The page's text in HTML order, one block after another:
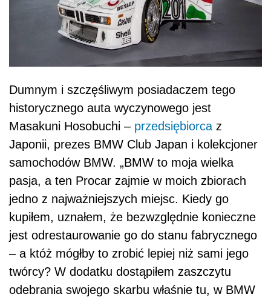
Dumnym i szczęśliwym posiadaczem tego
historycznego auta wyczynowego jest
Masakuni Hosobuchi – przedsiębiorca z
Japonii, prezes BMW Club Japan i kolekcjoner
samochodów BMW. „BMW to moja wielka
pasja, a ten Procar zajmie w moich zbiorach
jedno z najważniejszych miejsc. Kiedy go
kupiłem, uznałem, że bezwzględnie konieczne
jest odrestaurowanie go do stanu fabrycznego
– a któż mógłby to zrobić lepiej niż sami jego
twórcy? W dodatku dostąpiłem zaszczytu
odebrania swojego skarbu właśnie tu, w BMW